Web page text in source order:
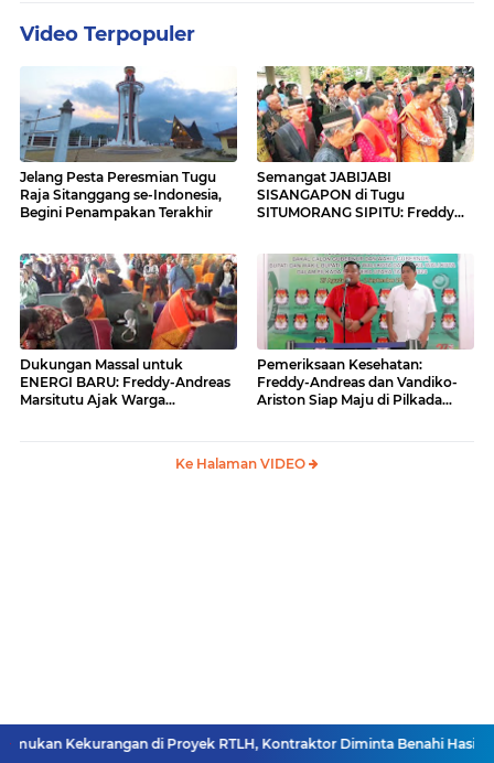
Video Terpopuler
Jelang Pesta Peresmian Tugu
Raja Sitanggang se-Indonesia,
Begini Penampakan Terakhir
Semangat JABIJABI
SISANGAPON di Tugu
SITUMORANG SIPITU: Freddy
Dukungan Massal untuk
ENERGI BARU: Freddy-Andreas
Marsitutu Ajak Warga
Pemeriksaan Kesehatan:
Freddy-Andreas dan Vandiko-
Ariston Siap Maju di Pilkada
Ke Halaman VIDEO
di Proyek RTLH, Kontraktor Diminta Benahi Hasil Pekerjaan